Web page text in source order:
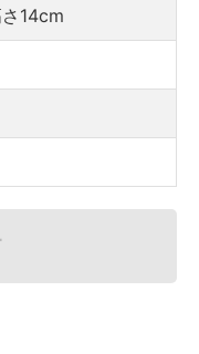
14cm